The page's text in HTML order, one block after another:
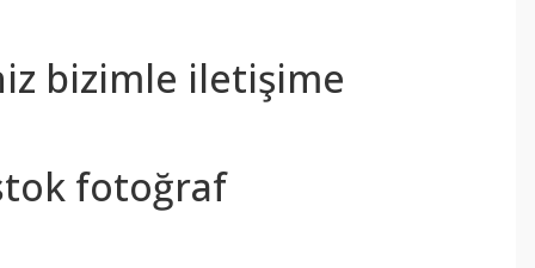
bizimle iletişime
fotoğraf